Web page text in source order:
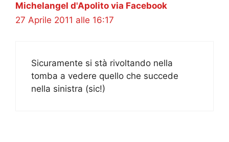
Michelangel d'Apolito via Facebook
27 Aprile 2011 alle 16:17
Sicuramente si stà rivoltando nella
tomba a vedere quello che succede
nella sinistra (sic!)